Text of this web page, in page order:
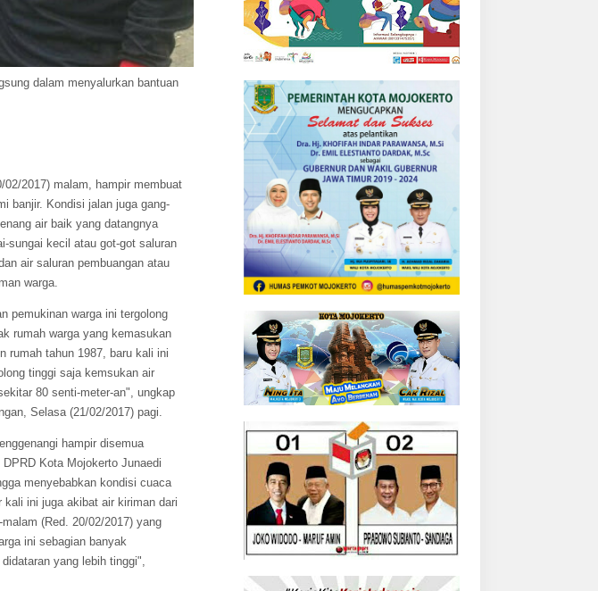
dalam menyalurkan bantuan
2017) malam, hampir membuat
banjir. Kondisi jalan juga gang-
air baik yang datangnya
sungai kecil atau got-got saluran
air saluran pembuangan atau
warga.
pemukinan warga ini tergolong
rumah warga yang kemasukan
rumah tahun 1987, baru kali ini
tinggi saja kemsukan air
80 senti-meter-an", ungkap
Selasa (21/02/2017) pagi.
hampir disemua
Kota Mojokerto Junaedi
menyebabkan kondisi cuaca
ini juga akibat air kiriman dari
(Red. 20/02/2017) yang
ini sebagian banyak
yang lebih tinggi",